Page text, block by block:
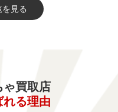
見る
ゃ買取店
れる理由